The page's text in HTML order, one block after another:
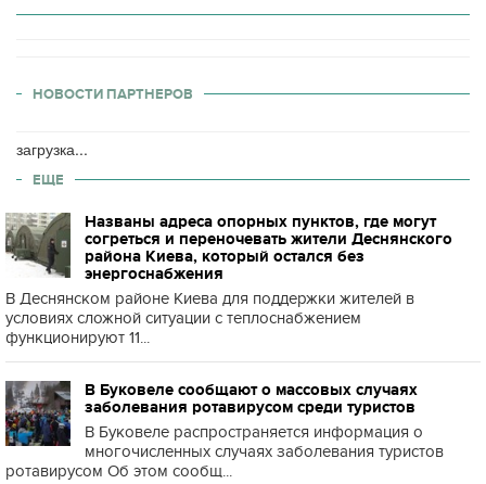
НОВОСТИ ПАРТНЕРОВ
загрузка...
ЕЩЕ
Названы адреса опорных пунктов, где могут
согреться и переночевать жители Деснянского
района Киева, который остался без
энергоснабжения
В Деснянском районе Киева для поддержки жителей в
условиях сложной ситуации с теплоснабжением
функционируют 11...
В Буковеле сообщают о массовых случаях
заболевания ротавирусом среди туристов
В Буковеле распространяется информация о
многочисленных случаях заболевания туристов
ротавирусом Об этом сообщ...